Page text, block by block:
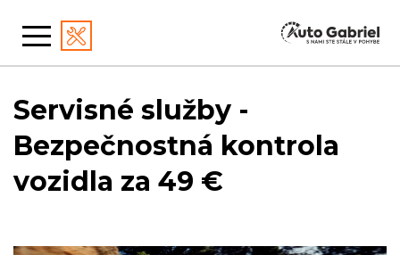
Servisné služby -
Bezpečnostná kontrola
vozidla za 49 €